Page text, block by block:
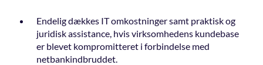
Endelig dækkes IT omkostninger samt praktisk og
juridisk assistance, hvis virksomhedens kundebase
er blevet kompromitteret i forbindelse med
netbankindbruddet.